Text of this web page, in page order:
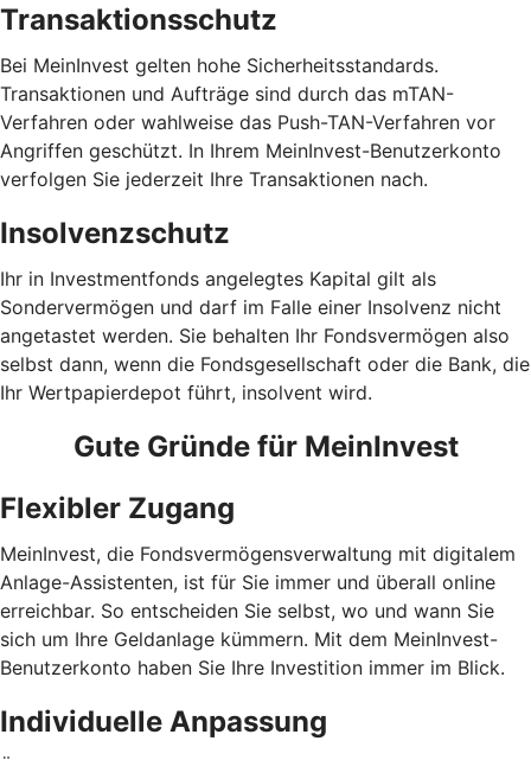
Transaktionsschutz
Bei MeinInvest gelten hohe Sicherheitsstandards.
Transaktionen und Aufträge sind durch das mTAN-
Verfahren oder wahlweise das Push-TAN-Verfahren vor
Angriffen geschützt. In Ihrem MeinInvest-Benutzerkonto
verfolgen Sie jederzeit Ihre Transaktionen nach.
Insolvenzschutz
Ihr in Investmentfonds angelegtes Kapital gilt als
Sondervermögen und darf im Falle einer Insolvenz nicht
angetastet werden. Sie behalten Ihr Fondsvermögen also
selbst dann, wenn die Fondsgesellschaft oder die Bank, die
Ihr Wertpapierdepot führt, insolvent wird.
Gute Gründe für MeinInvest
Flexibler Zugang
MeinInvest, die Fondsvermögensverwaltung mit digitalem
Anlage-Assistenten, ist für Sie immer und überall online
erreichbar. So entscheiden Sie selbst, wo und wann Sie
sich um Ihre Geldanlage kümmern. Mit dem MeinInvest-
Benutzerkonto haben Sie Ihre Investition immer im Blick.
Individuelle Anpassung